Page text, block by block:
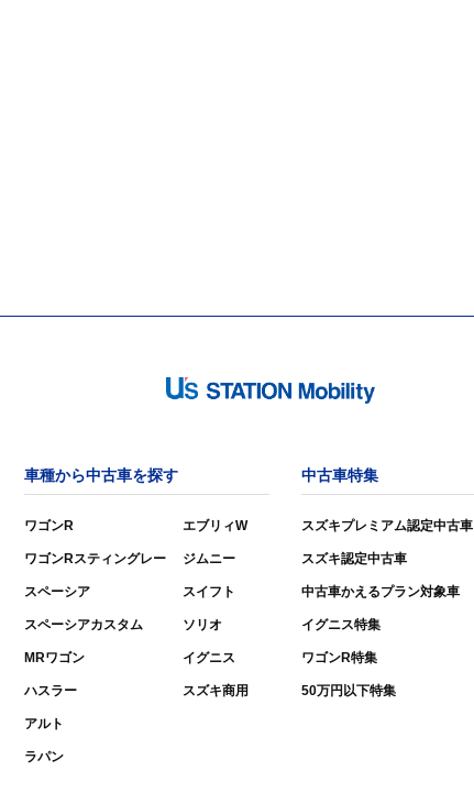
車種から中古車を探す
ワゴンR
ワゴンRスティングレー
スペーシア
スペーシアカスタム
MRワゴン
ハスラー
アルト
ラパン
エブリィW
ジムニー
スイフト
ソリオ
イグニス
スズキ商用
中古車特集
スズキプレミアム認定中古車
スズキ認定中古車
中古車かえるプラン対象車
イグニス特集
ワゴンR特集
50万円以下特集